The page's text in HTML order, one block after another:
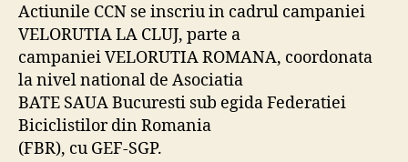
Actiunile CCN se inscriu in cadrul campaniei
VELORUTIA LA CLUJ, parte a
campaniei VELORUTIA ROMANA, coordonata
la nivel national de Asociatia
BATE SAUA Bucuresti sub egida Federatiei
Biciclistilor din Romania
(FBR), cu GEF-SGP.